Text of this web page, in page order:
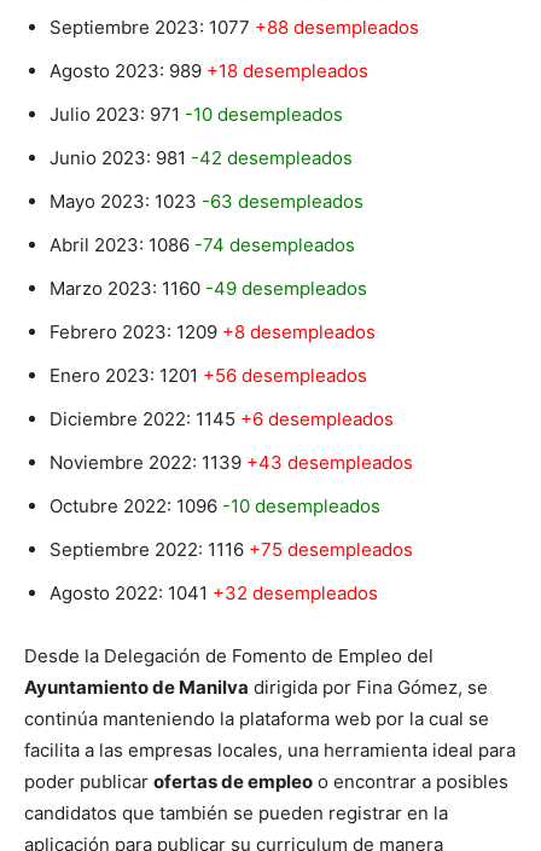
Septiembre 2023: 1077 +88 desempleados
Agosto 2023: 989 +18 desempleados
Julio 2023: 971 -10 desempleados
Junio 2023: 981 -42 desempleados
Mayo 2023: 1023 -63 desempleados
Abril 2023: 1086 -74 desempleados
Marzo 2023: 1160 -49 desempleados
Febrero 2023: 1209 +8 desempleados
Enero 2023: 1201 +56 desempleados
Diciembre 2022: 1145 +6 desempleados
Noviembre 2022: 1139 +43 desempleados
Octubre 2022: 1096 -10 desempleados
Septiembre 2022: 1116 +75 desempleados
Agosto 2022: 1041 +32 desempleados
Desde la Delegación de Fomento de Empleo del
Ayuntamiento de Manilva dirigida por Fina Gómez, se
continúa manteniendo la plataforma web por la cual se
facilita a las empresas locales, una herramienta ideal para
poder publicar ofertas de empleo o encontrar a posibles
candidatos que también se pueden registrar en la
aplicación para publicar su curriculum de manera